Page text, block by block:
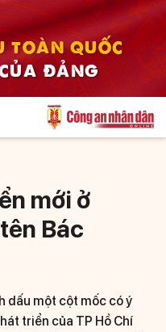
TOÀN QUỐC
ĐẢNG
mới ở
Bác
dấu một cột mốc có ý
triển của TP Hồ Chí